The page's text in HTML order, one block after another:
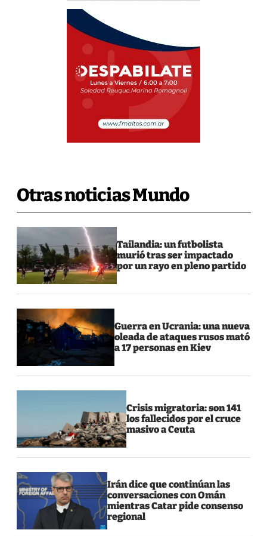
Otras noticias Mundo
Tailandia: un futbolista
murió tras ser impactado
por un rayo en pleno partido
Guerra en Ucrania: una nueva
oleada de ataques rusos mató
a 17 personas en Kiev
Crisis migratoria: son 141
los fallecidos por el cruce
masivo a Ceuta
Irán dice que continúan las
conversaciones con Omán
mientras Catar pide consenso
regional